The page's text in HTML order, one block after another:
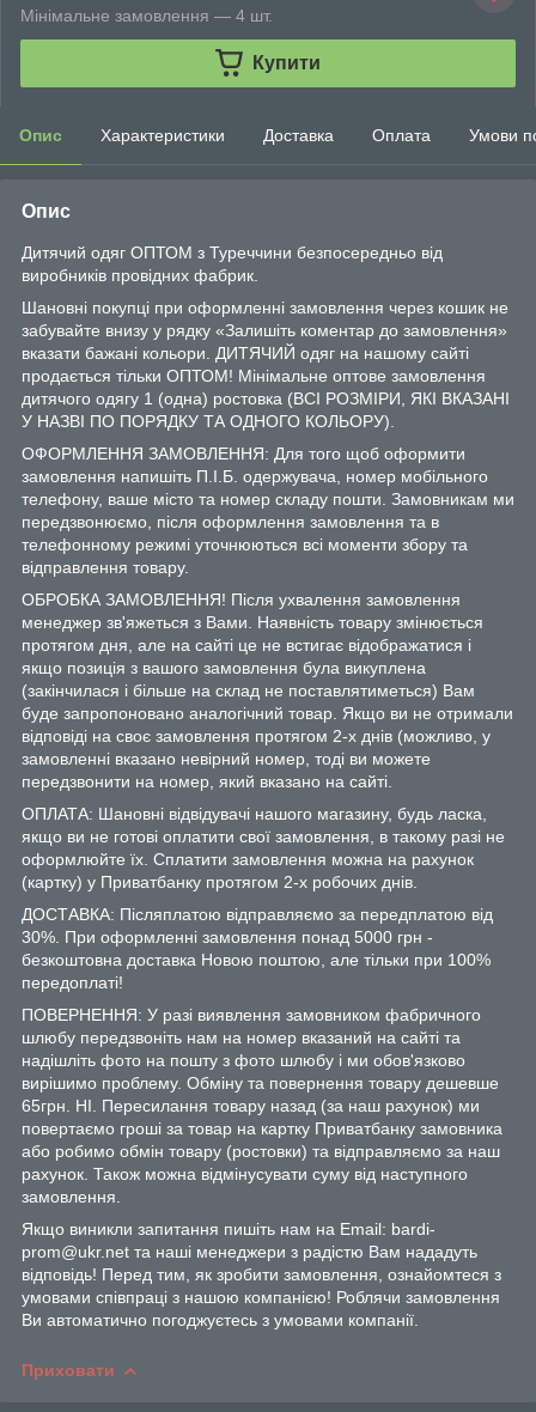
Мінімальне замовлення — 4 шт.
Купити
Опис Характеристики Доставка Оплата Умови
Опис
Дитячий одяг ОПТОМ з Туреччини безпосередньо від
виробників провідних фабрик.
Шановні покупці при оформленні замовлення через кошик не
забувайте внизу у рядку «Залишіть коментар до замовлення»
вказати бажані кольори. ДИТЯЧИЙ одяг на нашому сайті
продається тільки ОПТОМ! Мінімальне оптове замовлення
дитячого одягу 1 (одна) ростовка (ВСІ РОЗМІРИ, ЯКІ ВКАЗАНІ
У НАЗВІ ПО ПОРЯДКУ ТА ОДНОГО КОЛЬОРУ).
ОФОРМЛЕННЯ ЗАМОВЛЕННЯ: Для того щоб оформити
замовлення напишіть П.І.Б. одержувача, номер мобільного
телефону, ваше місто та номер складу пошти. Замовникам ми
передзвонюємо, після оформлення замовлення та в
телефонному режимі уточнюються всі моменти збору та
відправлення товару.
ОБРОБКА ЗАМОВЛЕННЯ! Після ухвалення замовлення
менеджер зв'яжеться з Вами. Наявність товару змінюється
протягом дня, але на сайті це не встигає відображатися і
якщо позиція з вашого замовлення була викуплена
(закінчилася і більше на склад не поставлятиметься) Вам
буде запропоновано аналогічний товар. Якщо ви не отримали
відповіді на своє замовлення протягом 2-х днів (можливо, у
замовленні вказано невірний номер, тоді ви можете
передзвонити на номер, який вказано на сайті.
ОПЛАТА: Шановні відвідувачі нашого магазину, будь ласка,
якщо ви не готові оплатити свої замовлення, в такому разі не
оформлюйте їх. Сплатити замовлення можна на рахунок
(картку) у Приватбанку протягом 2-х робочих днів.
ДОСТАВКА: Післяплатою відправляємо за передплатою від
30%. При оформленні замовлення понад 5000 грн -
безкоштовна доставка Новою поштою, але тільки при 100%
передоплаті!
ПОВЕРНЕННЯ: У разі виявлення замовником фабричного
шлюбу передзвоніть нам на номер вказаний на сайті та
надішліть фото на пошту з фото шлюбу і ми обов'язково
вирішимо проблему. Обміну та повернення товару дешевше
65грн. НІ. Пересилання товару назад (за наш рахунок) ми
повертаємо гроші за товар на картку Приватбанку замовника
або робимо обмін товару (ростовки) та відправляємо за наш
рахунок. Також можна відмінусувати суму від наступного
замовлення.
Якщо виникли запитання пишіть нам на Email: bardi-
prom@ukr.net та наші менеджери з радістю Вам нададуть
відповідь! Перед тим, як зробити замовлення, ознайомтеся з
умовами співпраці з нашою компанією! Роблячи замовлення
Ви автоматично погоджуєтесь з умовами компанії.
Приховати